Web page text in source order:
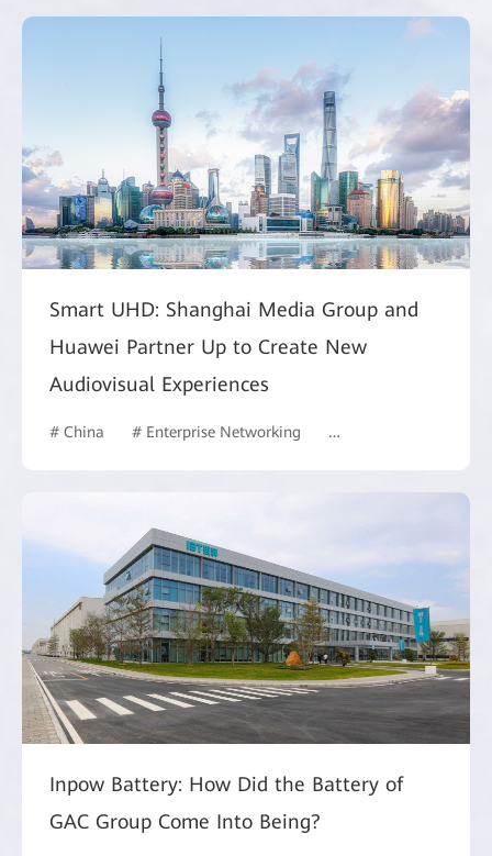
Smart UHD: Shanghai Media Group and
Huawei Partner Up to Create New
Audiovisual Experiences
# China # Enterprise Networking # Data Storage
Inpow Battery: How Did the Battery of
GAC Group Come Into Being?